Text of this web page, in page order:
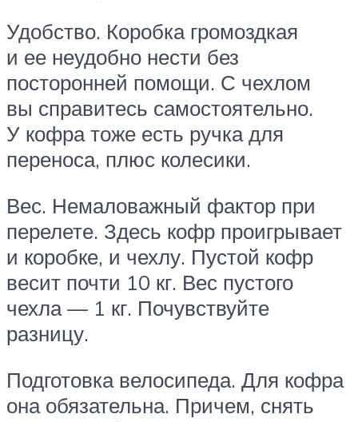
Удобство. Коробка громоздкая
и ее неудобно нести без
посторонней помощи. С чехлом
вы справитесь самостоятельно.
У кофра тоже есть ручка для
переноса, плюс колесики.
Вес. Немаловажный фактор при
перелете. Здесь кофр проигрывает
и коробке, и чехлу. Пустой кофр
весит почти 10 кг. Вес пустого
чехла — 1 кг. Почувствуйте
разницу.
Подготовка велосипеда. Для кофра
она обязательна. Причем, снять